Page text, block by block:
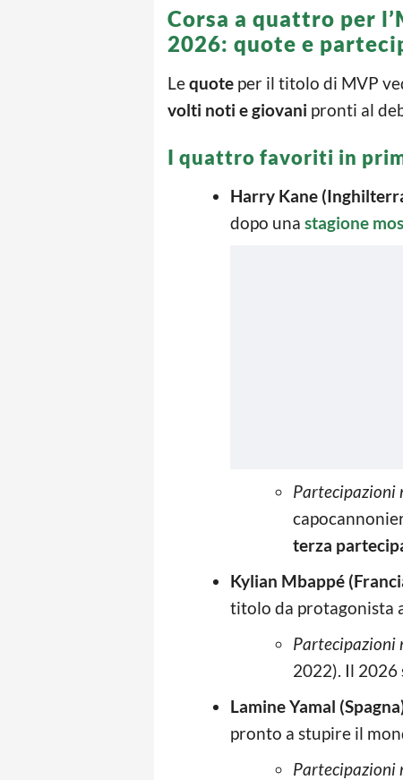
Corsa a quattro per
2026: quote e
Lequote per il titolo di MVP
volti noti e giovani pronti al
I quattro favoriti in
Harry Kane
dopo una stagione
Partecipazioni
terza
Kylian Mbappé
titolo da protagonista
Partecipazioni
2022). Il 2026
Lamine Yamal
pronto a stupire il
Partecipazioni